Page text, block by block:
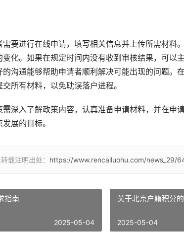
要进行在线申请，填写相关信息并上传所需材料
化。如果在规定时间内没有收到审核结果，可以
沟通能够帮助申请者顺利解决可能出现的问题。
所有材料，以免耽误落户进程。
深入了解政策内容，认真准备申请材料，并在申
展的目标。
载注明出处： https://www.rencailuohu.com/news_29/
指南
2025-05-04
关于北京户籍积分
2025-05-04